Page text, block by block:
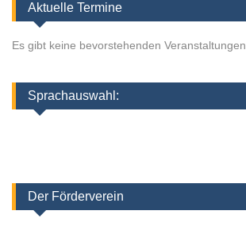
Aktuelle Termine
Es gibt keine bevorstehenden Veranstaltungen.
Sprachauswahl:
Der Förderverein